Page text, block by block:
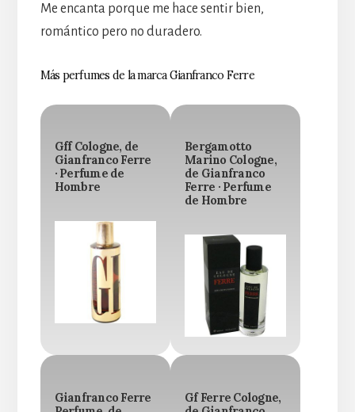
Me encanta porque me hace sentir bien,
romántico pero no duradero.
Más perfumes de la marca Gianfranco Ferre
Gff Cologne, de
Gianfranco Ferre
· Perfume de
Hombre
Bergamotto
Marino Cologne,
de Gianfranco
Ferre · Perfume
de Hombre
Gianfranco Ferre
Gf Ferre Cologne,